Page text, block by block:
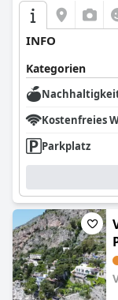
INFO
Kategorien
Kostenfreies
Parkplatz